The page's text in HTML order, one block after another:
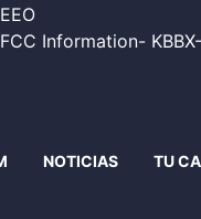
EEO
FCC Information-
NOTICIAS TU